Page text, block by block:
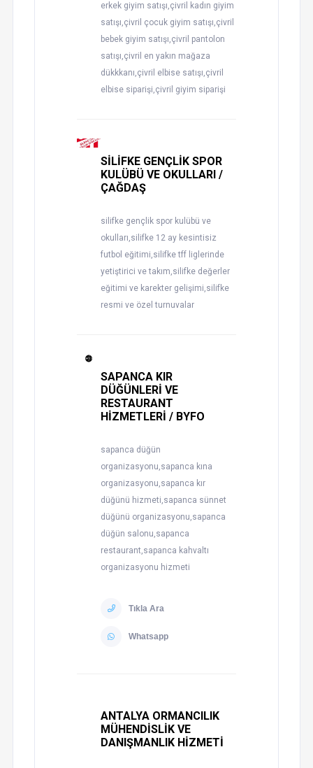
erkek giyim satışı,çivril kadın giyim
satışı,çivril çocuk giyim satışı,çivril
bebek giyim satışı,çivril pantolon
satışı,çivril en yakın mağaza
dükkkanı,çivril elbise satışı,çivril
elbise siparişi,çivril giyim siparişi
SİLİFKE GENÇLİK SPOR
KULÜBÜ VE OKULLARI /
ÇAĞDAŞ
silifke gençlik spor kulübü ve
okulları,silifke 12 ay kesintisiz
futbol eğitimi,silifke tff liglerinde
yetiştirici ve takım,silifke değerler
eğitimi ve karekter gelişimi,silifke
resmi ve özel turnuvalar
SAPANCA KIR
DÜĞÜNLERİ VE
RESTAURANT
HİZMETLERİ / BYFO
sapanca düğün
organizasyonu,sapanca kına
organizasyonu,sapanca kır
düğünü hizmeti,sapanca sünnet
düğünü organizasyonu,sapanca
düğün salonu,sapanca
restaurant,sapanca kahvaltı
organizasyonu hizmeti
Tıkla Ara
Whatsapp
ANTALYA ORMANCILIK
MÜHENDİSLİK VE
DANIŞMANLIK HİZMETİ